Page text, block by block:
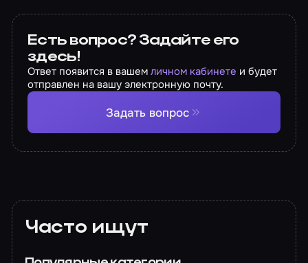
Есть вопрос? Задайте его
здесь!
Ответ появится в вашемличном кабинете и будет
отправлен на вашу электронную почту.
Задать вопрос
Часто ищут